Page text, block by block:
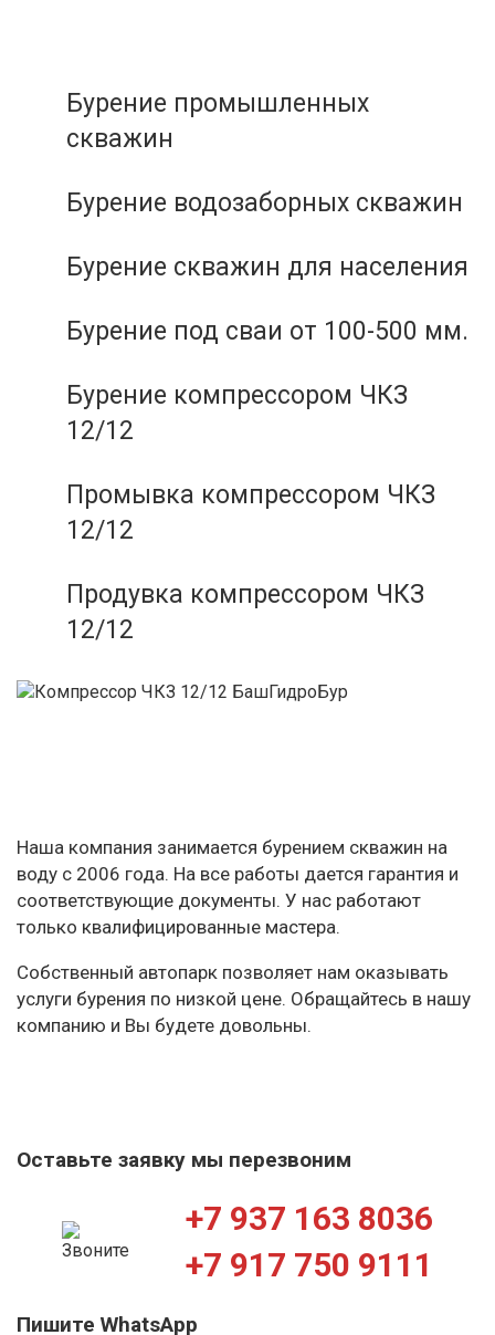
Бурение промышленных
скважин
Бурение водозаборных скважин
Бурение скважин для населения
Бурение под сваи от 100-500 мм.
Бурение компрессором ЧКЗ
12/12
Промывка компрессором ЧКЗ
12/12
Продувка компрессором ЧКЗ
12/12
Наша компания занимается бурением скважин на
воду с 2006 года. На все работы дается гарантия и
соответствующие документы. У нас работают
только квалифицированные мастера.
Собственный автопарк позволяет нам оказывать
услуги бурения по низкой цене. Обращайтесь в нашу
компанию и Вы будете довольны.
Оставьте заявку мы перезвоним
+7 937 163 8036
+7 917 750 9111
Пишите WhatsApp